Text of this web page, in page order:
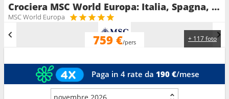
Crociera MSC World Europa: Italia, Spagna, Francia in partenza da Marsiglia
MSC World Europa
+ 117 foto
759 €/pers
Paga in 4 rate da 190 €/mese
Le nostre destinazioni
Mesi di partenza
Porti Compagnie